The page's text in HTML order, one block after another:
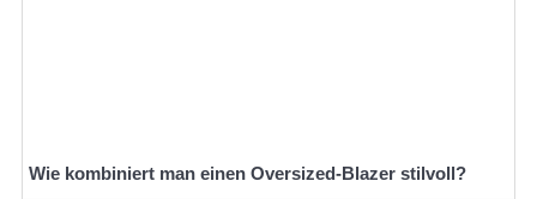
Wie kombiniert man einen Oversized-Blazer stilvoll?